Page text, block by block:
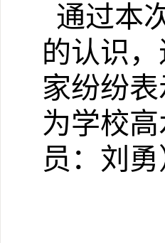
通过本
的认识
家纷纷
为学校
员：刘勇